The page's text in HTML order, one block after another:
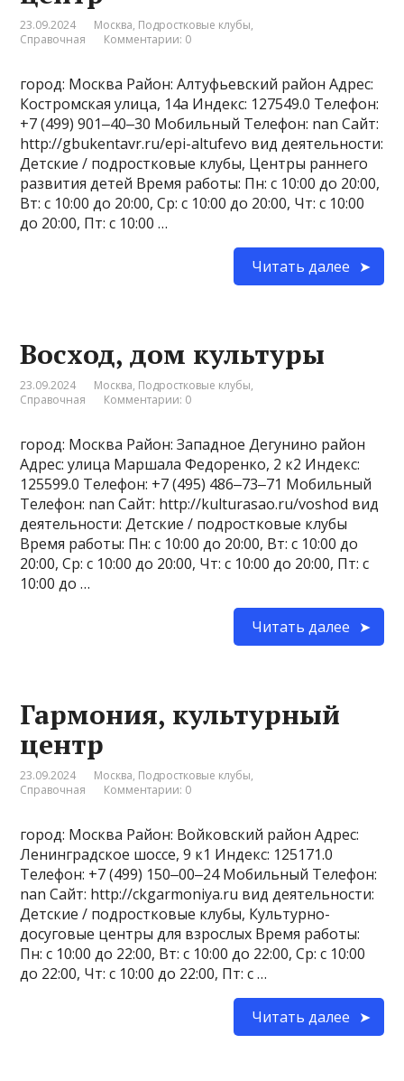
23.09.2024 Москва, Подростковые клубы,
Справочная
Комментарии: 0
город: Москва Район: Алтуфьевский район Адрес:
Костромская улица, 14а Индекс: 127549.0 Телефон:
+7 (499) 901‒40‒30 Мобильный Телефон: nan Сайт:
http://gbukentavr.ru/epi-altufevo вид деятельности:
Детские / подростковые клубы, Центры раннего
развития детей Время работы: Пн: с 10:00 до 20:00,
Вт: с 10:00 до 20:00, Ср: с 10:00 до 20:00, Чт: с 10:00
до 20:00, Пт: с 10:00 …
Читать далее
Восход, дом культуры
23.09.2024 Москва, Подростковые клубы,
Справочная
Комментарии: 0
город: Москва Район: Западное Дегунино район
Адрес: улица Маршала Федоренко, 2 к2 Индекс:
125599.0 Телефон: +7 (495) 486‒73‒71 Мобильный
Телефон: nan Сайт: http://kulturasao.ru/voshod вид
деятельности: Детские / подростковые клубы
Время работы: Пн: с 10:00 до 20:00, Вт: с 10:00 до
20:00, Ср: с 10:00 до 20:00, Чт: с 10:00 до 20:00, Пт: с
10:00 до …
Читать далее
Гармония, культурный
центр
23.09.2024 Москва, Подростковые клубы,
Справочная
Комментарии: 0
город: Москва Район: Войковский район Адрес:
Ленинградское шоссе, 9 к1 Индекс: 125171.0
Телефон: +7 (499) 150‒00‒24 Мобильный Телефон:
nan Сайт: http://ckgarmoniya.ru вид деятельности:
Детские / подростковые клубы, Культурно-
досуговые центры для взрослых Время работы:
Пн: с 10:00 до 22:00, Вт: с 10:00 до 22:00, Ср: с 10:00
до 22:00, Чт: с 10:00 до 22:00, Пт: с …
Читать далее